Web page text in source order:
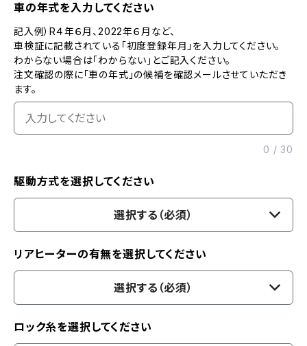
車の年式を入力してください
記入例）R４年６月、2022年６月など、
車検証に記載されている「初度登録年月」を入力してください。
わからない場合は「わからない」とご記入ください。
注文確認の際に「車の年式」の候補を確認メールさせていただき
ます。
0 /30
駆動方式を選択してください
選択する（必須）
リアヒーターの有無を選択してください
選択する（必須）
ロック糸を選択してください